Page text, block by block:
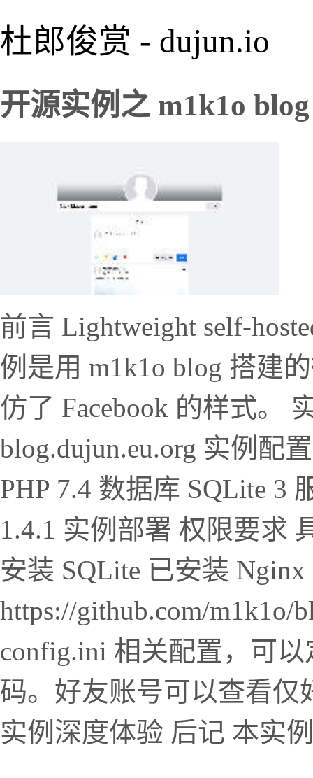
杜郎俊赏 - dujun.io
开源实例之 m1k1o blog
前言 Lightweight self-
例是用 m1k1o blog 搭建
仿了 Facebook 的样式。
blog.dujun.eu.org 实例配
PHP 7.4 数据库 SQLite 3
1.4.1 实例部署 权限要求
安装 SQLite 已安装
https://github.com/
config.ini 相关配置，可
码。好友账号可以查看仅
实例深度体验 后记 本实